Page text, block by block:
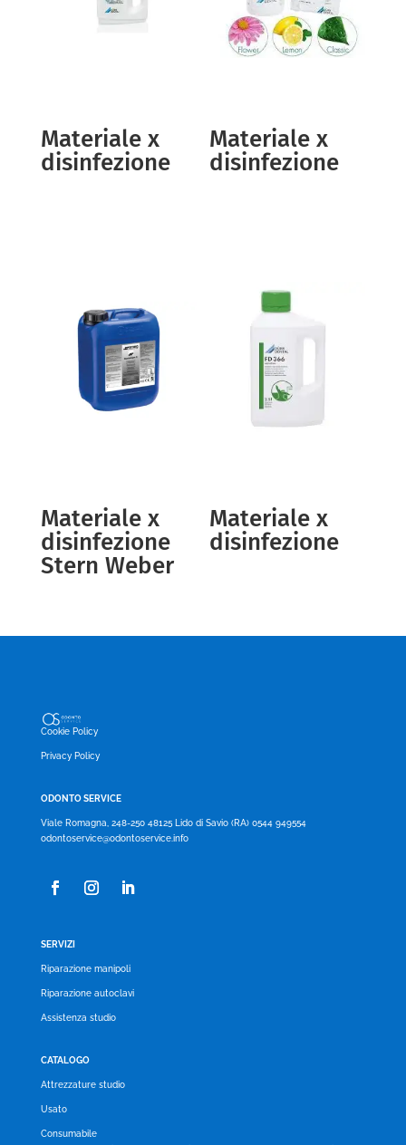
Materiale x
disinfezione
Materiale x
disinfezione
Materiale x
disinfezione
Stern Weber
Materiale x
disinfezione
Cookie Policy
Privacy Policy
ODONTO SERVICE
Viale Romagna, 248-250 48125 Lido di Savio (RA) 0544 949554
odontoservice@odontoservice.info
SERVIZI
Riparazione manipoli
Riparazione autoclavi
Assistenza studio
CATALOGO
Attrezzature studio
Usato
Consumabile